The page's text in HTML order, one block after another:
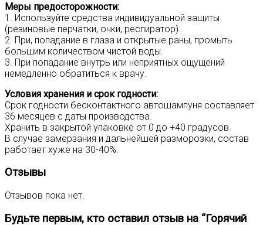
Меры предосторожности:
1. Используйте средства индивидуальной защиты
(резиновые перчатки, очки, респиратор).
2. При, попадание в глаза и открытые раны, промыть
большим количеством чистой воды.
3. При попадание внутрь или неприятных ощущений
немедленно обратиться к врачу.
Условия хранения и срок годности:
Срок годности бесконтактного автошампуня составляет
36 месяцев с даты производства.
Хранить в закрытой упаковке от 0 до +40 градусов.
В случае замерзания и дальнейшей разморозки, состав
работает хуже на 30-40%.
Отзывы
Отзывов пока нет.
Будьте первым, кто оставил отзыв на “Горячий